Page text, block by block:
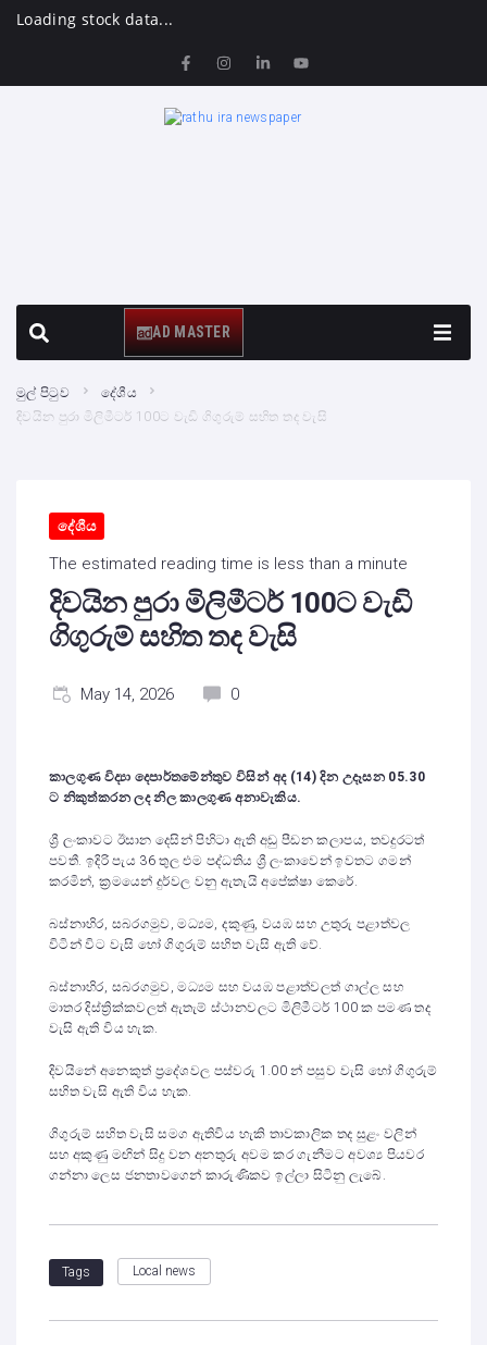
Loading stock data...
AD MASTER
මුල් පිටුව
දේශීය
දිවයින පුරා මිලිමීටර් 100ට වැඩි ගිගුරුම් සහිත තද වැසි
දේශීය
The estimated reading time is less than a minute
දිවයින පුරා මිලිමීටර් 100ට වැඩි
ගිගුරුම් සහිත තද වැසි
May 14, 2026 0
කාලගුණ විද්‍යා දෙපාර්තමේන්තුව විසින් අද (14) දින උදෑසන 05.30
ට නිකුත්කරන ලද නිල කාලගුණ අනාවැකිය.
ශ්‍රී ලංකාවට ඊසාන දෙසින් පිහිටා ඇති අඩු පීඩන කලාපය, තවදුරටත්
පවතී. ඉදිරි පැය 36 තුල එම පද්ධතිය ශ්‍රී ලංකාවෙන් ඉවතට ගමන්
කරමින්, ක්‍රමයෙන් දුර්වල වනු ඇතැයි අපේක්ෂා කෙරේ.
බස්නාහිර, සබරගමුව, මධ්‍යම, දකුණු, වයඹ සහ උතුරු පළාත්වල
විටින් විට වැසි හෝ ගිගුරුම් සහිත වැසි ඇති වේ.
බස්නාහිර, සබරගමුව, මධ්‍යම සහ වයඹ පළාත්වලත් ගාල්ල සහ
මාතර දිස්ත්‍රික්කවලත් ඇතැම් ස්ථානවලට මිලිමීටර් 100 ක පමණ තද
වැසි ඇති විය හැක.
දිවයිනේ අනෙකුත් ප්‍රදේශවල පස්වරු 1.00 න් පසුව වැසි හෝ ගිගුරුම්
සහිත වැසි ඇති විය හැක.
ගිගුරුම් සහිත වැසි සමග ඇතිවිය හැකි තාවකාලික තද සුළං වලින්
සහ අකුණු මඟින් සිදු වන අනතුරු අවම කර ගැනීමට අවශ්‍ය පියවර
ගන්නා ලෙස ජනතාවගෙන් කාරුණිකව ඉල්ලා සිටිනු ලැබේ.
Tags Local news